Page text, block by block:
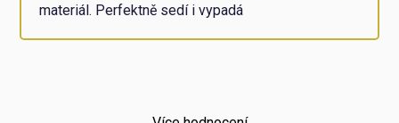
materiál. Perfektně sedí i vypadá